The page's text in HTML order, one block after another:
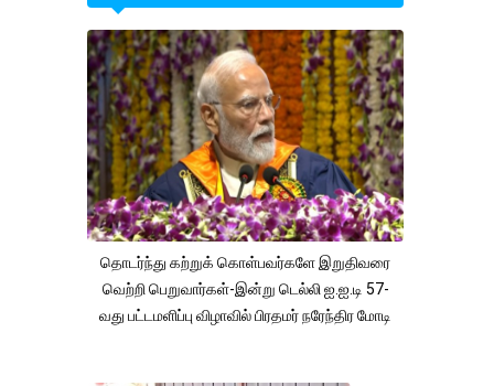
தொடர்ந்து கற்றுக் கொள்பவர்களே இறுதிவரை
வெற்றி பெறுவார்கள்-இன்று டெல்லி ஐ.ஐ.டி 57-
வது பட்டமளிப்பு விழாவில் பிரதமர் நரேந்திர மோடி